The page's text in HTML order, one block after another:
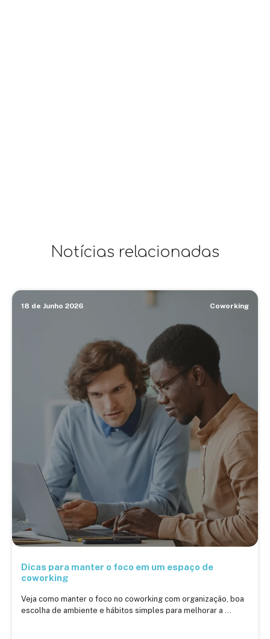
Notícias relacionadas
18 de Junho 2026 Coworking
Dicas para manter o foco em um espaço de
coworking
Veja como manter o foco no coworking com organização, boa
escolha de ambiente e hábitos simples para melhorar a ...